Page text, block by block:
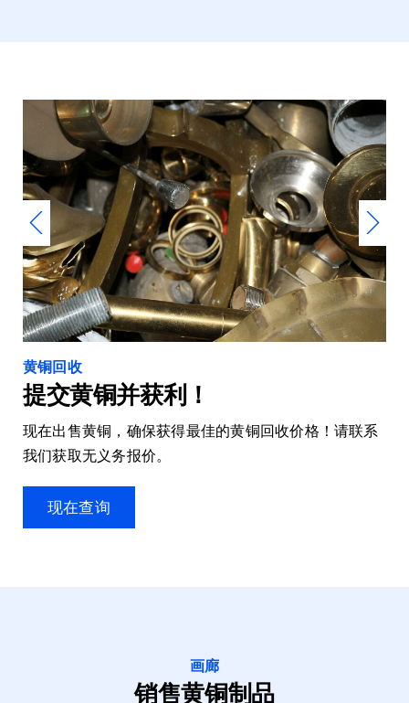
黄铜回收
提交黄铜并获利！
现在出售黄铜，确保获得最佳的黄铜回收价格！请联系
我们获取无义务报价。
现在查询
画廊
销售黄铜制品